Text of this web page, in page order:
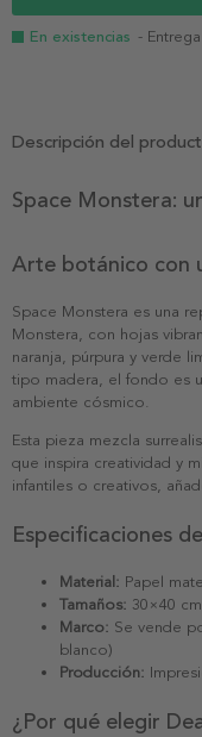
En existencias -
Descripción del
Space Monstera:
Arte botánico con
Space Monstera es una
Monstera, con hojas
naranja, púrpura y verde
tipo madera, el fondo es
ambiente cósmico.
Esta pieza mezcla
que inspira creatividad y
infantiles o creativos,
Especificaciones
Material: Papel
Tamaños: 30×40
Marco: Se vende
blanco)
Producción:
¿Por qué elegir